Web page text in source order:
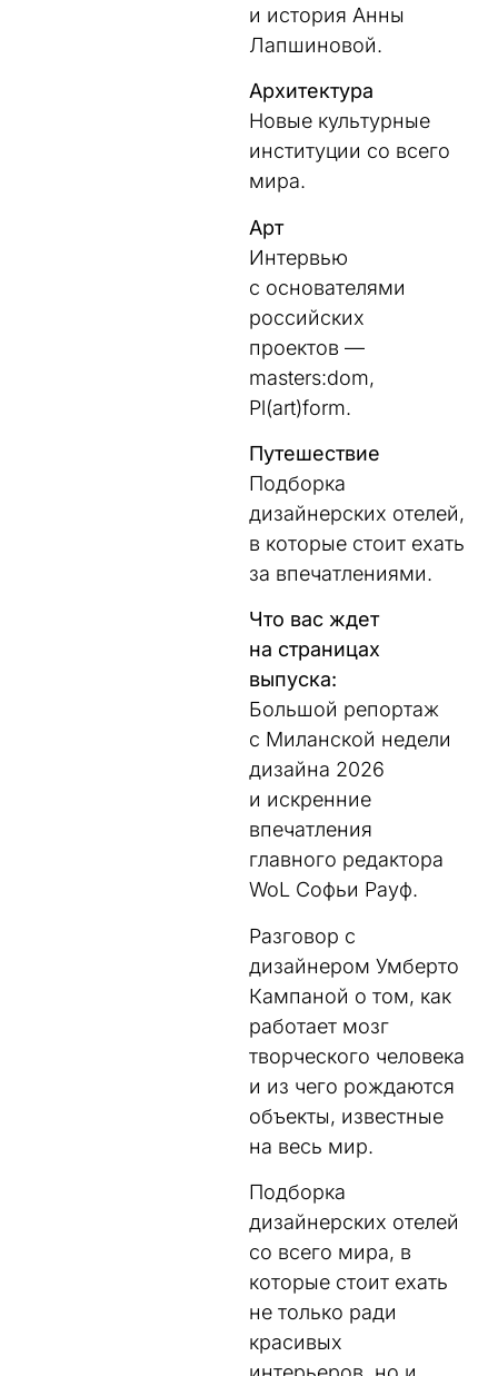
и история Анны
Лапшиновой.
Архитектура
Новые культурные
институции со всего
мира.
Арт
Интервью
с основателями
российских
проектов —
masters:dom,
Pl(art)form.
Путешествие
Подборка
дизайнерских отелей,
в которые стоит ехать
за впечатлениями.
Что вас ждет
на страницах
выпуска:
Большой репортаж
с Миланской недели
дизайна 2026
и искренние
впечатления
главного редактора
WoL Софьи Рауф.
Разговор с
дизайнером Умберто
Кампаной о том, как
работает мозг
творческого человека
и из чего рождаются
объекты, известные
на весь мир.
Подборка
дизайнерских отелей
со всего мира, в
которые стоит ехать
не только ради
красивых